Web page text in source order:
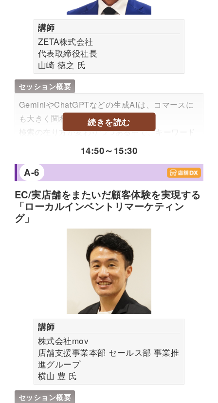
1995年入社。震災後の神戸でEC開始。2002年に
ネット販売室長としてEC全般を担当。2009年に
Webシステム開発リーダーとしてホスト連携、
オープン化、クラウド化を推進。2015年に事業部
長として自社物流基盤を活かしたプラットフォー
ム事業を拡大。2020年にLCC宅配JV株式会社
LOCCO取締役、JAAデジタルマーケティング研
究機構West委員長に就任。2023年から新事業開
発本部 副本部長。
講師
ZETA株式会社
代表取締役社長
山崎 徳之 氏
セッション概要
GeminiやChatGPTなどの生成AIは、コマースに
も大きく関わり始めています。
検索の在り方が変わりつつある中で、キーワード
中心のSEOだけでなく、UGCという「鮮度の高
増しています。
ディアの役割です。
UGCなどのファーストパーティデータをどのよう
に蓄積・活用し、生成AIやAIチャットから正しく
認識される状態をつくるかが、今後の重要なポイ
本セミナーでは、リテールメディアを軸に、海外
のトレンドや当社の実例を交えながら解説しま
内容のレベル感
中規模向け
参加対象者
ブランド・リテールのEC担当者やマーケティン
グ担当者
続きを読む
14:50～15:30
A-6
EC/実店舗をまたいだ顧客体験を実現する
「ローカルインベントリマーケティン
グ」
講師
株式会社mov
店舗支援事業本部 セールス部 事業推
進グループ
横山 豊 氏
セッション概要